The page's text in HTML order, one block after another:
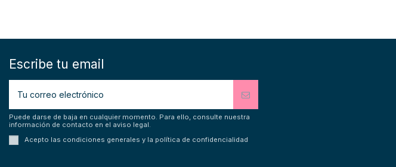
Escribe tu email
Puede darse de baja en cualquier momento. Para ello, consulte nuestra
información de contacto en el aviso legal.
Acepto las condiciones generales y la política de confidencialidad